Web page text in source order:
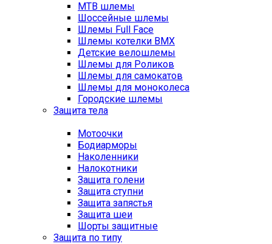
MTB шлемы
Шоссейные шлемы
Шлемы Full Face
Шлемы котелки BMX
Детские велошлемы
Шлемы для Роликов
Шлемы для самокатов
Шлемы для моноколеса
Городские шлемы
Защита тела
Мотоочки
Бодиарморы
Наколенники
Налокотники
Защита голени
Защита ступни
Защита запястья
Защита шеи
Шорты защитные
Защита по типу